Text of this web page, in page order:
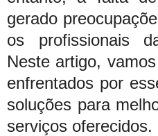
gerado
os profissionais
Neste artigo,
enfrentados por
soluções para
serviços oferecidos.